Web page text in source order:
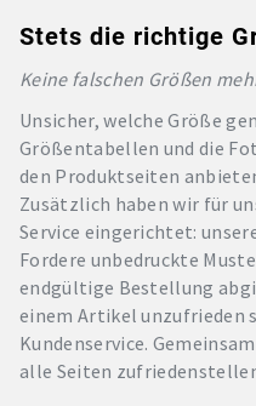
Stets die richtige
Keine falschen Größen
Unsicher, welche Größe
Größentabellen und die
den Produktseiten
Zusätzlich haben wir für
Service eingerichtet:
Fordere unbedruckte
endgültige Bestellung
einem Artikel unzufrieden
Kundenservice.
alle Seiten